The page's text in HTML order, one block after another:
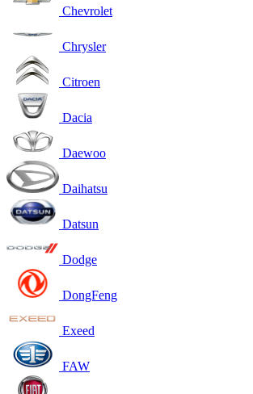
Chevrolet
Chrysler
Citroen
Dacia
Daewoo
Daihatsu
Datsun
Dodge
DongFeng
Exeed
FAW